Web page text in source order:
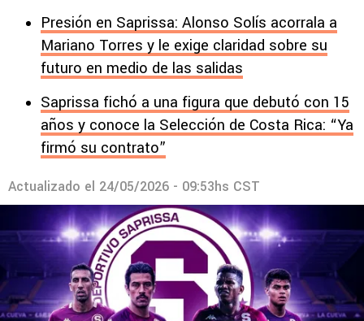
Presión en Saprissa: Alonso Solís acorrala a
Mariano Torres y le exige claridad sobre su
futuro en medio de las salidas
Saprissa fichó a una figura que debutó con 15
años y conoce la Selección de Costa Rica: “Ya
firmó su contrato”
Actualizado el 24/05/2026 - 09:53hs CST